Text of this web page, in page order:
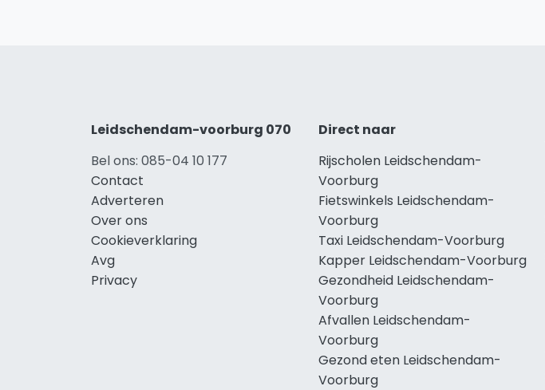
Leidschendam-voorburg 070
Bel ons: 085-04 10 177
Contact
Adverteren
Over ons
Cookieverklaring
Avg
Privacy
Direct naar
Rijscholen Leidschendam-
Voorburg
Fietswinkels Leidschendam-
Voorburg
Taxi Leidschendam-Voorburg
Kapper Leidschendam-Voorburg
Gezondheid Leidschendam-
Voorburg
Afvallen Leidschendam-
Voorburg
Gezond eten Leidschendam-
Voorburg